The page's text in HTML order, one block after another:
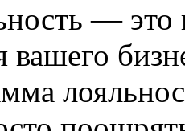
— это
вашего